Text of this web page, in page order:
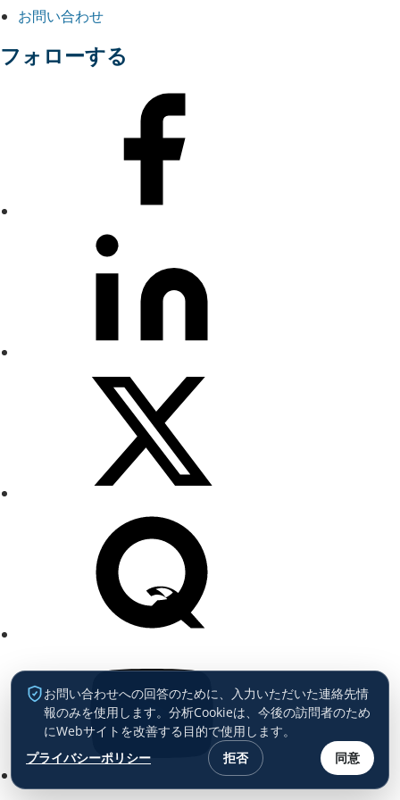
お問い合わせ
フォローする
お問い合わせへの回答のために、入力いただいた連絡先情
報のみを使用します。分析Cookieは、今後の訪問者のため
にWebサイトを改善する目的で使用します。
プライバシーポリシー
拒否 同意